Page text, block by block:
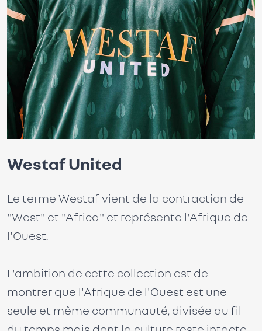
Westaf United
Le terme Westaf vient de la contraction de
"West" et "Africa" et représente l'Afrique de
l'Ouest.
L'ambition de cette collection est de
montrer que l'Afrique de l'Ouest est une
seule et même communauté, divisée au fil